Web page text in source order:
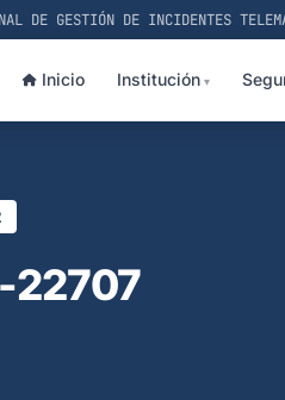
DE GESTIÓN DE INCIDENTES
Inicio Institución
22707